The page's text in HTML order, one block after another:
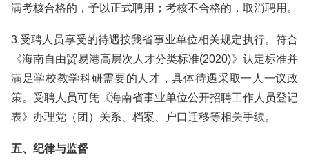
满考核合格的，予以正式聘用；考核不合格的，取消聘用。
3.受聘人员享受的待遇按我省事业单位相关规定执行。符合
《海南自由贸易港高层次人才分类标准(2020)》认定标准并
满足学校教学科研需要的人才，具体待遇采取一人一议政
策。受聘人员可凭《海南省事业单位公开招聘工作人员登记
表》办理党（团）关系、档案、户口迁移等相关手续。
五、纪律与监督